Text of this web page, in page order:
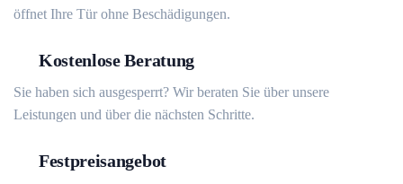
öffnet Ihre Tür ohne Beschädigungen.
Kostenlose Beratung
Sie haben sich ausgesperrt? Wir beraten Sie über unsere
Leistungen und über die nächsten Schritte.
Festpreisangebot